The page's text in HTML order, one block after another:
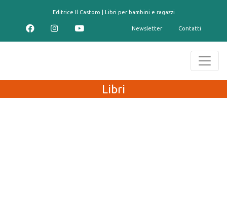
Editrice Il Castoro | Libri per bambini e ragazzi
Newsletter Contatti
Libri